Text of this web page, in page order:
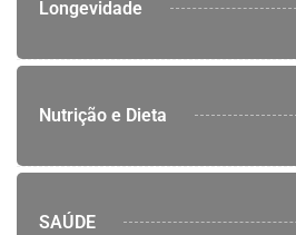
Longevidade
Nutrição e Dieta
SAÚDE